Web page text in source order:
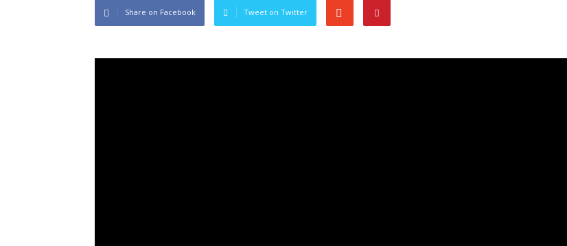
Share on Facebook Tweet on Twitter